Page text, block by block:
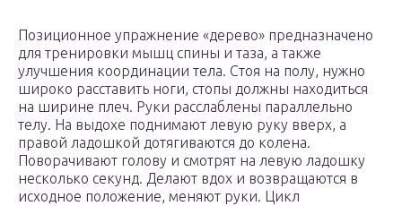
Позиционное упражнение «дерево» предназначено
для тренировки мышц спины и таза, а также
улучшения координации тела. Стоя на полу, нужно
широко расставить ноги, стопы должны находиться
на ширине плеч. Руки расслаблены параллельно
телу. На выдохе поднимают левую руку вверх, а
правой ладошкой дотягиваются до колена.
Поворачивают голову и смотрят на левую ладошку
несколько секунд. Делают вдох и возвращаются в
исходное положение, меняют руки. Цикл